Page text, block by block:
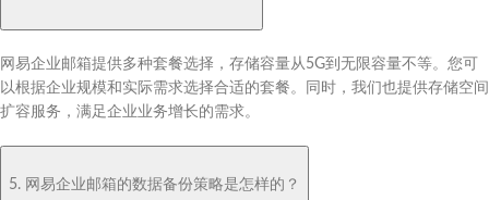
网易企业邮箱提供多种套餐选择，存储容量从5G到无限容量不等。您可
以根据企业规模和实际需求选择合适的套餐。同时，我们也提供存储空间
扩容服务，满足企业业务增长的需求。
5. 网易企业邮箱的数据备份策略是怎样的？